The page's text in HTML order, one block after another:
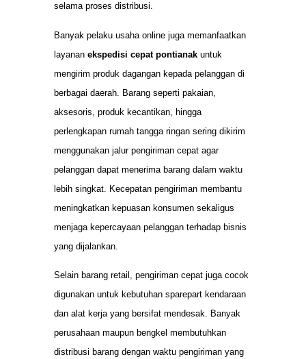
selama proses distribusi.
Banyak pelaku usaha online juga memanfaatkan
layanan ekspedisi cepat pontianak untuk
mengirim produk dagangan kepada pelanggan di
berbagai daerah. Barang seperti pakaian,
aksesoris, produk kecantikan, hingga
perlengkapan rumah tangga ringan sering dikirim
menggunakan jalur pengiriman cepat agar
pelanggan dapat menerima barang dalam waktu
lebih singkat. Kecepatan pengiriman membantu
meningkatkan kepuasan konsumen sekaligus
menjaga kepercayaan pelanggan terhadap bisnis
yang dijalankan.
Selain barang retail, pengiriman cepat juga cocok
digunakan untuk kebutuhan sparepart kendaraan
dan alat kerja yang bersifat mendesak. Banyak
perusahaan maupun bengkel membutuhkan
distribusi barang dengan waktu pengiriman yang